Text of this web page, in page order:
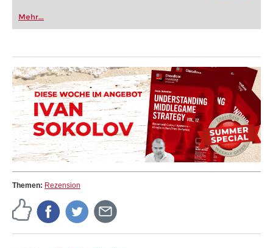
Mehr...
Themen: Rezension